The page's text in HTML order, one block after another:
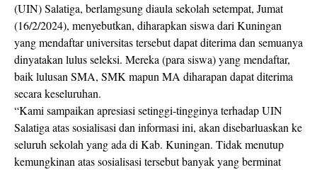
(UIN) Salatiga, berlamgsung diaula sekolah setempat, Jumat
(16/2/2024), menyebutkan, diharapkan siswa dari Kuningan
yang mendaftar universitas tersebut dapat diterima dan semuanya
dinyatakan lulus seleksi. Mereka (para siswa) yang mendaftar,
baik lulusan SMA, SMK mapun MA diharapan dapat diterima
secara keseluruhan.
“Kami sampaikan apresiasi setinggi-tingginya terhadap UIN
Salatiga atas sosialisasi dan informasi ini, akan disebarluaskan ke
seluruh sekolah yang ada di Kab. Kuningan. Tidak menutup
kemungkinan atas sosialisasi tersebut banyak yang berminat